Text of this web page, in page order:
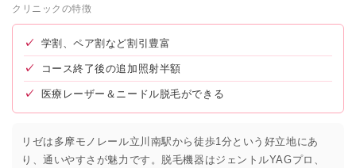
クリニックの特徴
✓ 学割、ペア割など割引豊富
✓ コース終了後の追加照射半額
✓ 医療レーザー＆ニードル脱毛ができる
リゼは多摩モノレール立川南駅から徒歩1分という好立地にあ
り、通いやすさが魅力です。脱毛機器はジェントルYAGプロ、